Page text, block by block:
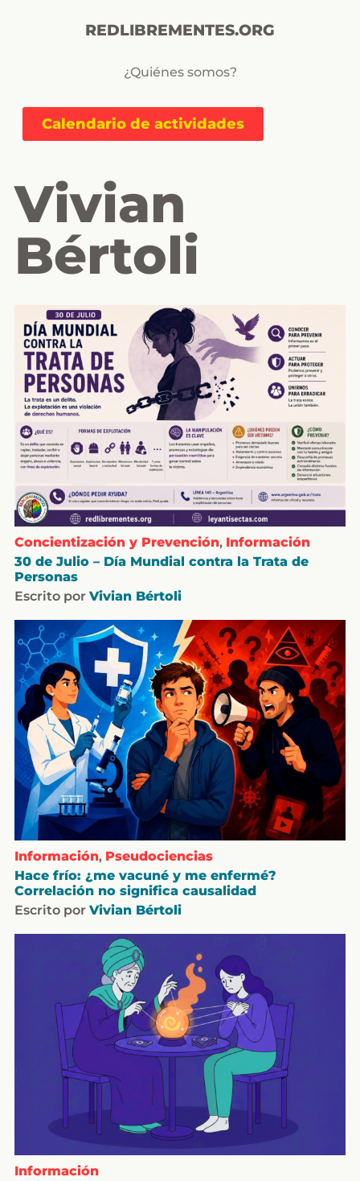
REDLIBREMENTES.ORG
¿Quiénes somos?
Calendario de actividades
Vivian
Bértoli
Concientización y Prevención, Información
30 de Julio – Día Mundial contra la Trata de
Personas
Escrito por Vivian Bértoli
Información, Pseudociencias
Hace frío: ¿me vacuné y me enfermé?
Correlación no significa causalidad
Escrito por Vivian Bértoli
Información